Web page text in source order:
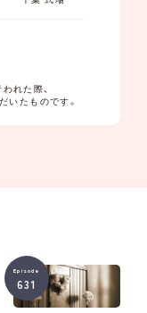
れた際、
いたものです。
Episode
631